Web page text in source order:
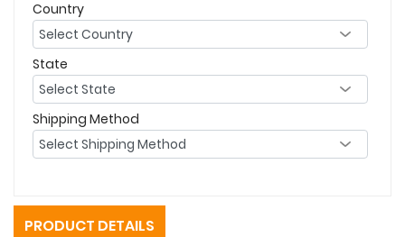
Country
State
Shipping Method
PRODUCT DETAILS